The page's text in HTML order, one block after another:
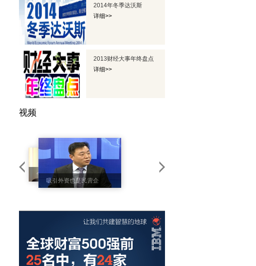
2014年冬季达沃斯
详细>>
2013财经大事年终盘点
详细>>
视频
专访英菲尼迪中国区
总经理戴雷
吸引外资也是民营企